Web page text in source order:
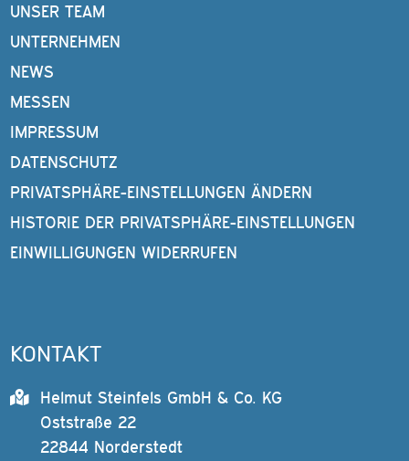
UNSER TEAM
UNTERNEHMEN
NEWS
MESSEN
IMPRESSUM
DATENSCHUTZ
PRIVATSPHÄRE-EINSTELLUNGEN ÄNDERN
HISTORIE DER PRIVATSPHÄRE-EINSTELLUNGEN
EINWILLIGUNGEN WIDERRUFEN
KONTAKT
Helmut Steinfels GmbH & Co. KG
Oststraße 22
22844 Norderstedt